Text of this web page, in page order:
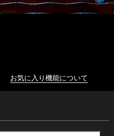
お気に入り機能について